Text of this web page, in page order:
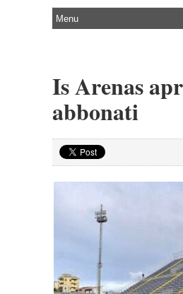
Is Arenas
abbonati